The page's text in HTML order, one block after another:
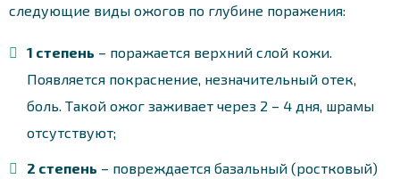
следующие виды ожогов по глубине поражения:
1 степень – поражается верхний слой кожи.
Появляется покраснение, незначительный отек,
боль. Такой ожог заживает через 2 – 4 дня, шрамы
отсутствуют;
2 степень – повреждается базальный (ростковый)